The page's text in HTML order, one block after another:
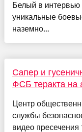
Белый в
уникальные
наземно...
Сапер и
ФСБ теракта на
Центр
службы
видео